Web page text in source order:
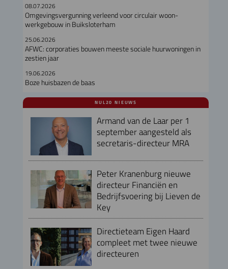
08.07.2026
Omgevingsvergunning verleend voor circulair woon-
werkgebouw in Buiksloterham
25.06.2026
AFWC: corporaties bouwen meeste sociale huurwoningen in
zestien jaar
19.06.2026
Boze huisbazen de baas
NUL20 NIEUWS
Armand van de Laar per 1
september aangesteld als
secretaris-directeur MRA
Peter Kranenburg nieuwe
directeur Financiën en
Bedrijfsvoering bij Lieven de
Key
Directieteam Eigen Haard
compleet met twee nieuwe
directeuren